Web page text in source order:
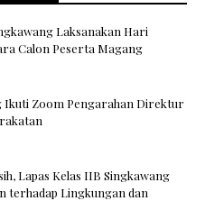
Laksanakan Hari
Calon Peserta Magang
Ikuti Zoom Pengarahan Direktur
Lapas Kelas IIB Singkawang
terhadap Lingkungan dan